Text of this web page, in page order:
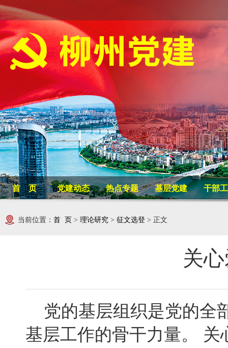
首 页 党建动态 热点专题 基层党建 干部
当前位置： 首 页 > 理论研究 > 征文选登 > 正文
关
党的基层组织是党的全
基层工作的骨干力量。